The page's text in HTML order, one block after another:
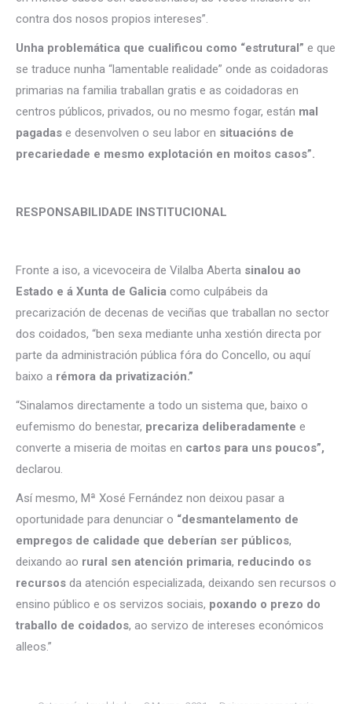
contra dos nosos propios intereses”.
Unha problemática que cualificou como “estrutural” e que
se traduce nunha “lamentable realidade” onde as coidadoras
primarias na familia traballan gratis e as coidadoras en
centros públicos, privados, ou no mesmo fogar, están mal
pagadas e desenvolven o seu labor en situacións de
precariedade e mesmo explotación en moitos casos”.
RESPONSABILIDADE INSTITUCIONAL
Fronte a iso, a vicevoceira de Vilalba Aberta sinalou ao
Estado e á Xunta de Galicia como culpábeis da
precarización de decenas de veciñas que traballan no sector
dos coidados, “ben sexa mediante unha xestión directa por
parte da administración pública fóra do Concello, ou aquí
baixo a rémora da privatización.”
“Sinalamos directamente a todo un sistema que, baixo o
eufemismo do benestar, precariza deliberadamente e
converte a miseria de moitas en cartos para uns poucos”,
declarou.
Así mesmo, Mª Xosé Fernández non deixou pasar a
oportunidade para denunciar o “desmantelamento de
empregos de calidade que deberían ser públicos,
deixando ao rural sen atención primaria, reducindo os
recursos da atención especializada, deixando sen recursos o
ensino público e os servizos sociais, poxando o prezo do
traballo de coidados, ao servizo de intereses económicos
alleos.”